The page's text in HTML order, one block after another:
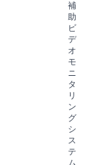
補
助
ビ
デ
オ
モ
ニ
タ
リ
ン
グ
シ
ス
テ
ム